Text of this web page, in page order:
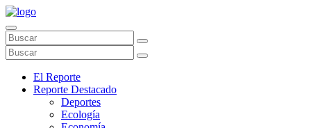
El Reporte
Reporte Destacado
Deportes
Ecología